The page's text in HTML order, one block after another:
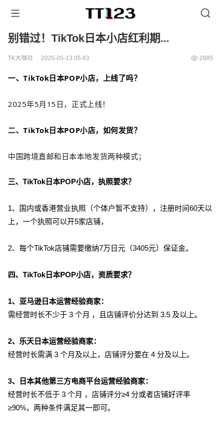
别错过！TikTok日本小店红利期...
TK大咖社 2025-05-13 05:43 2885
一、TikTok日本POP小店，上线了吗？
2025年5月15日，正式上线！
二、TikTok日本POP小店，如何发货？
中国跨境直邮和日本本地发货两种模式；
三、TikTok日本POP小店，执照要求？
1、国内或香港营业执照（个体户暂不支持），注册时间60天以
上，一个执照可以开5家店铺，
2、每个TikTok店铺需要缴纳7万日元（3405元）保证金。
四、TikTok日本POP小店，资质要求？
1、亚马逊日本运营经验商家：
需经营时长不少于 3 个月 ，且店铺评价分达到 3.5 及以上。
2、乐天日本运营经验商家：
经营时长需满 3 个月及以上，店铺评分要在 4 分及以上。
3、日本其他第三方电商平台运营经验商家：
经营时长不低于 3 个月 ，店铺评分≥4 分或者店铺好评率
≥90%，两种条件满足其一即可。